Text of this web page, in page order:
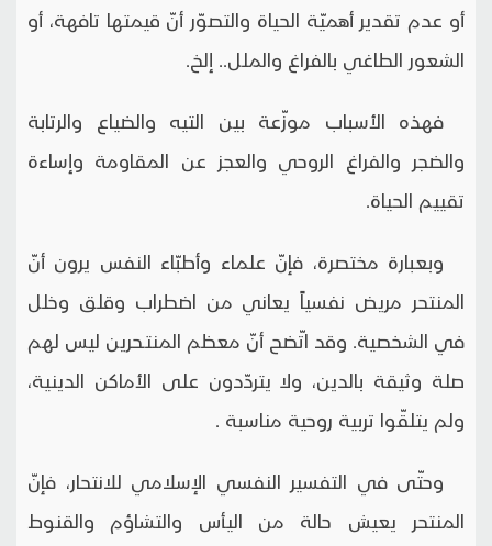
أو عدم تقدير أهميّة الحياة والتصوّر أنّ قيمتها تافهة، أو
الشعور الطاغي بالفراغ والملل.. إلخ.
فهذه الأسباب موزّعة بين التيه والضياع والرتابة
والضجر والفراغ الروحي والعجز عن المقاومة وإساءة
تقييم الحياة.
وبعبارة مختصرة، فإنّ علماء وأطبّاء النفس يرون أنّ
المنتحر مريض نفسياً يعاني من اضطراب وقلق وخلل
في الشخصية. وقد اتّضح أنّ معظم المنتـحرين ليس لهم
صلة وثيقة بالدين، ولا يتردّدون على الأماكن الدينية،
ولم يتلقّوا تربية روحية مناسبة .
وحتّى في التفسير النفسي الإسلامي للانتحار، فإنّ
المنتحر يعيش حالة من اليأس والتشاؤم والقنوط